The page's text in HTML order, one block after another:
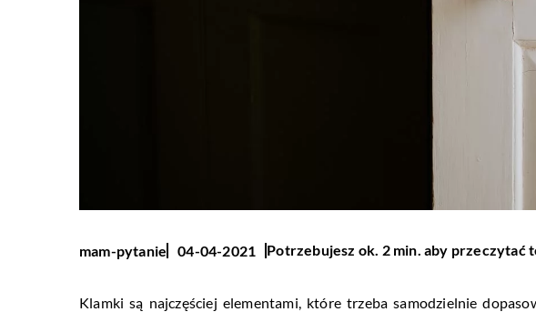
mam-pytanie 04-04-2021 Potrzebujesz ok. 2 min. aby przeczytać
Klamki są najczęściej elementami, które trzeba samodzielnie